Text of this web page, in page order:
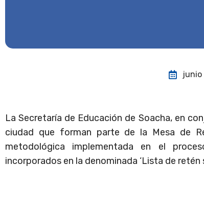
La Secretaría de Educación de Soacha, en
ciudad que forman parte de la Mesa de
metodológica implementada en el
incorporados en la denominada ‘Lista de retén